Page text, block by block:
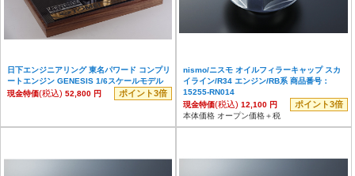
日下エンジニアリング 東名パワード コンプリ
ートエンジン GENESIS 1/6スケールモデル
現金特価(税込) 52,800 円 ポイント3倍
nismo/ニスモ オイルフィラーキャップ スカ
イライン/R34 エンジン/RB系 商品番号：
15255-RN014
現金特価(税込) 12,100 円 ポイント3倍
本体価格 オープン価格＋税